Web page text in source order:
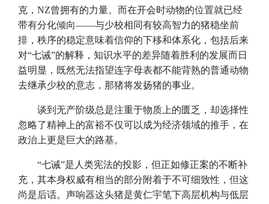
克，NZ曾拥有的力量。而在开会时动物的位置就已经
带有分化倾向——与少校相同有较高智力的猪稳坐前
排，秩序的稳定意味着信仰的下移和体系化，包括后来
对“七诫”的解释，知识水平的差异随着胜利的发展而日
益明显，既然无法指望连字母表都不能背熟的普通动物
去继承少校的意志，那猪将发扬猪的事业。
​谈到无产阶级总是注重于物质上的匮乏，却选择性
忽略了精神上的富裕不仅可以成为经济领域的推手，在
政治上更是巨大的路基。
​“七诫”是人类宪法的投影，但正如修正案的不断补
充，其本身权威有相当的部分附着于不可细致性，但这
尚是后话。声响器这头猪是黄仁宇笔下高层机构与低层